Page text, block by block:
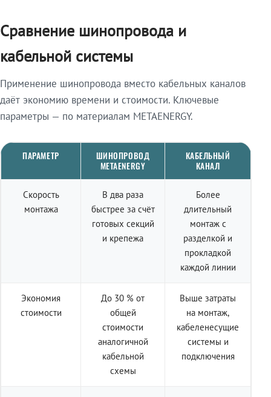
Сравнение шинопровода и
кабельной системы
Применение шинопровода вместо кабельных каналов
даёт экономию времени и стоимости. Ключевые
параметры — по материалам METAENERGY.
ПАРАМЕТР
ШИНОПРОВОД
METAENERGY
КАБЕЛЬНЫЙ
КАНАЛ
Скорость
монтажа
В два раза
быстрее за счёт
готовых секций
и крепежа
Более
длительный
монтаж с
разделкой и
прокладкой
каждой линии
Экономия
стоимости
До 30 % от
общей
стоимости
аналогичной
кабельной
схемы
Выше затраты
на монтаж,
кабеленесущие
системы и
подключения